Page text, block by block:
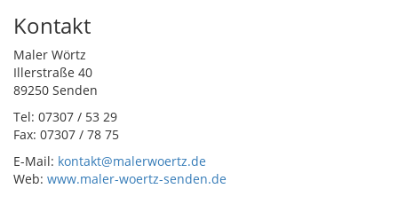
Kontakt
Maler Wörtz
Illerstraße 40
89250 Senden
Tel: 07307 / 53 29
Fax: 07307 / 78 75
E-Mail: kontakt@malerwoertz.de
Web: www.maler-woertz-senden.de